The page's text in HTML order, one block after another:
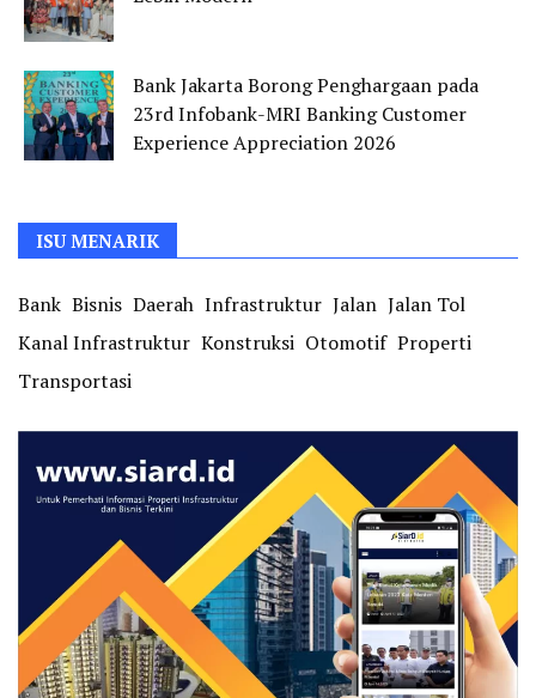
Bank Jakarta Borong Penghargaan pada
23rd Infobank-MRI Banking Customer
Experience Appreciation 2026
ISU MENARIK
Bank Bisnis Daerah Infrastruktur Jalan Jalan Tol
Kanal Infrastruktur Konstruksi Otomotif Properti
Transportasi